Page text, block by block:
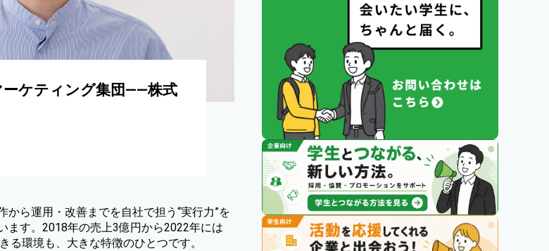
ーケティング集団——株式
ら運用・改善までを自社で担う“実行力”を
ます。2018年の売上3億円から2022年には
環境も、大きな特徴のひとつです。